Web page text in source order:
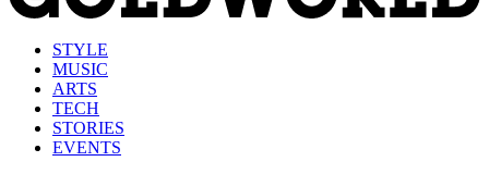
STYLE
MUSIC
ARTS
TECH
STORIES
EVENTS